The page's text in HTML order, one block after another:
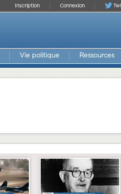
Connexion
Inscription
Vie politique Ressources